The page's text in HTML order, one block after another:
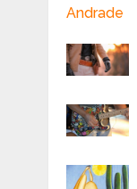
Andrade